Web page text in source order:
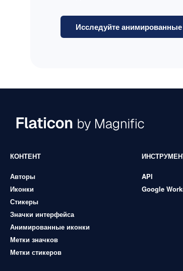
Исследуйте
КОНТЕНТ
Авторы
Иконки
Стикеры
Значки интерфейса
Анимированные иконки
Метки значков
Метки стикеров
API
Google